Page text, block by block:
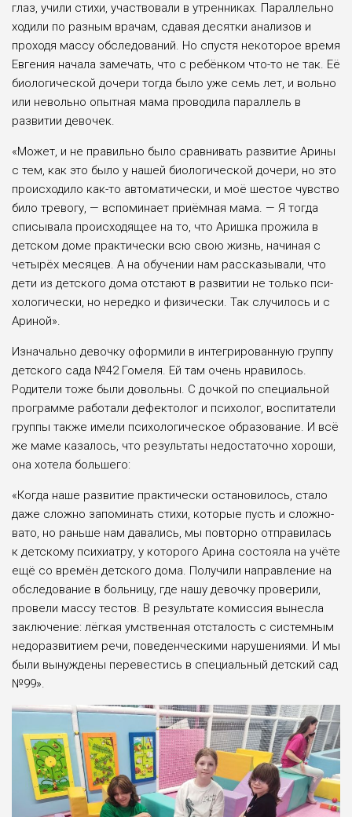
глаз, учили стихи, участвовали в утренниках. Параллельно
ходили по разным врачам, сдавая десятки анали­зов и
проходя массу обследований. Но спустя некоторое время
Евгения нача­ла замечать, что с ребёнком что-то не так. Её
биологической дочери тогда бы­ло уже семь лет, и вольно
или неволь­но опытная мама проводила параллель в
развитии девочек.
«Может, и не правильно было срав­нивать развитие Арины
с тем, как это было у нашей биологической дочери, но это
происходило как-то автоматиче­ски, и моё шестое чувство
било трево­гу, — вспоминает приёмная мама. — Я тогда
списывала происходящее на то, что Аришка прожила в
детском доме практически всю свою жизнь, начиная с
четырёх месяцев. А на обучении нам рассказывали, что
дети из детского до­ма отстают в развитии не только пси­
хологически, но нередко и физически. Так случилось и с
Ариной».
Изначально девочку оформили в ин­тегрированную группу
детского сада №42 Гомеля. Ей там очень нравилось.
Родители тоже были довольны. С доч­кой по специальной
программе работа­ли дефектолог и психолог, воспитатели
группы также имели психологическое образование. И всё
же маме казалось, что результаты недостаточно хороши,
она хотела большего:
«Когда наше развитие практически остановилось, стало
даже сложно запо­минать стихи, которые пусть и сложно­
вато, но раньше нам давались, мы по­вторно отправилась
к детскому психиа­тру, у которого Арина состояла на учёте
ещё со времён детского дома. Получили направление на
обследование в больни­цу, где нашу девочку проверили,
прове­ли массу тестов. В результате комиссия вынесла
заключение: лёгкая умствен­ная отсталость с системным
недораз­витием речи, поведенческими наруше­ниями. И мы
были вынуждены переве­стись в специальный детский сад
№99».